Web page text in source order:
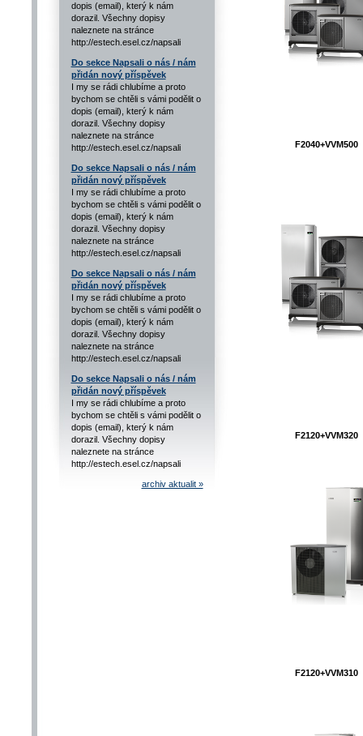
dopis (email), který k nám
dorazil. Všechny dopisy
naleznete na stránce
http://estech.esel.cz/napsali
Do sekce Napsali o nás / nám
přidán nový příspěvek
I my se rádi chlubíme a proto
bychom se chtěli s vámi podělit o
dopis (email), který k nám
dorazil. Všechny dopisy
naleznete na stránce
http://estech.esel.cz/napsali
Do sekce Napsali o nás / nám
přidán nový příspěvek
I my se rádi chlubíme a proto
bychom se chtěli s vámi podělit o
dopis (email), který k nám
dorazil. Všechny dopisy
naleznete na stránce
http://estech.esel.cz/napsali
Do sekce Napsali o nás / nám
přidán nový příspěvek
I my se rádi chlubíme a proto
bychom se chtěli s vámi podělit o
dopis (email), který k nám
dorazil. Všechny dopisy
naleznete na stránce
http://estech.esel.cz/napsali
Do sekce Napsali o nás / nám
přidán nový příspěvek
I my se rádi chlubíme a proto
bychom se chtěli s vámi podělit o
dopis (email), který k nám
dorazil. Všechny dopisy
naleznete na stránce
http://estech.esel.cz/napsali
archiv aktualit »
F2040+VVM500
F2120+VVM320
F2120+VVM310